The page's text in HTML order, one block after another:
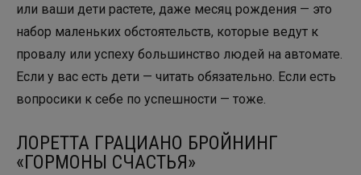
или ваши дети растете, даже месяц рождения — это
набор маленьких обстоятельств, которые ведут к
провалу или успеху большинство людей на автомате.
Если у вас есть дети — читать обязательно. Если есть
вопросики к себе по успешности — тоже.
ЛОРЕТТА ГРАЦИАНО БРОЙНИНГ
«ГОРМОНЫ СЧАСТЬЯ»